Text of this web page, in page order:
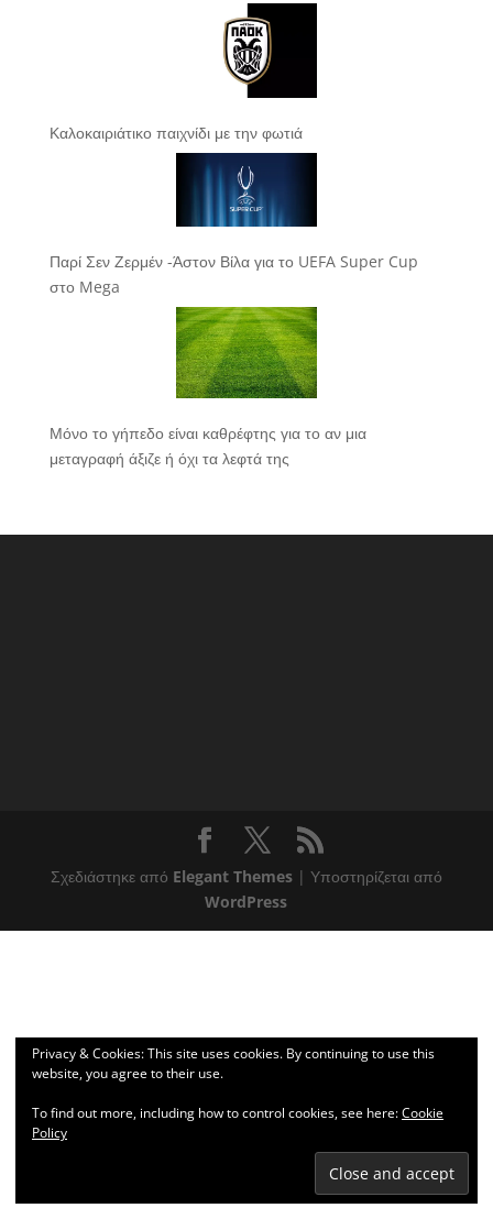
Καλοκαιριάτικο παιχνίδι με την φωτιά
Παρί Σεν Ζερμέν -Άστον Βίλα για το UEFA Super Cup
στο Mega
Μόνο το γήπεδο είναι καθρέφτης για το αν μια
μεταγραφή άξιζε ή όχι τα λεφτά της
Σχεδιάστηκε από Elegant Themes| Υποστηρίζεται από
WordPress
Privacy & Cookies: This site uses cookies. By continuing to use this
website, you agree to their use.
To find out more, including how to control cookies, see here:Cookie
Policy